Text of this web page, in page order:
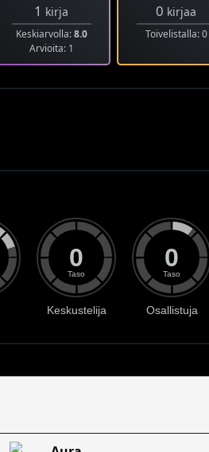
1 kirja
Keskiarvolla:8.0
Arvioita: 1
0 kirjaa
Toivelistalla: 0
0
Taso
Keskustelija
0
Taso
Osallistuja